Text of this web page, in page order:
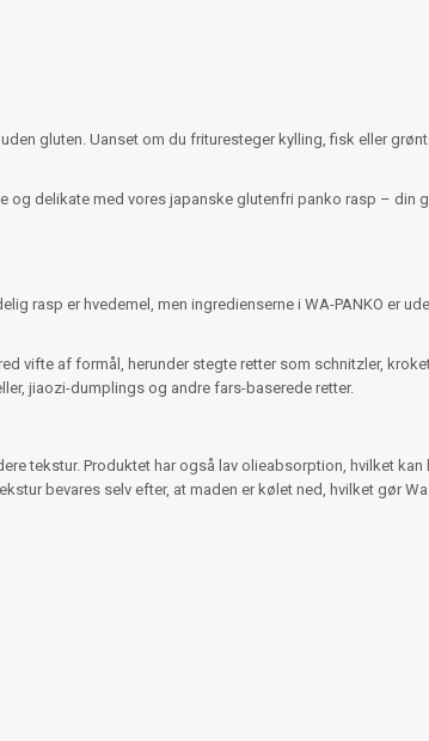
gluten. Uanset om du frituresteger kylling, fisk eller
og delikate med vores japanske glutenfri panko rasp – din
rasp er hvedemel, men ingredienserne i WA-PANKO er
vifte af formål, herunder stegte retter som schnitzler,
jiaozi-dumplings og andre fars-baserede retter.
tekstur. Produktet har også lav olieabsorption, hvilket
bevares selv efter, at maden er kølet ned, hvilket gør Wa